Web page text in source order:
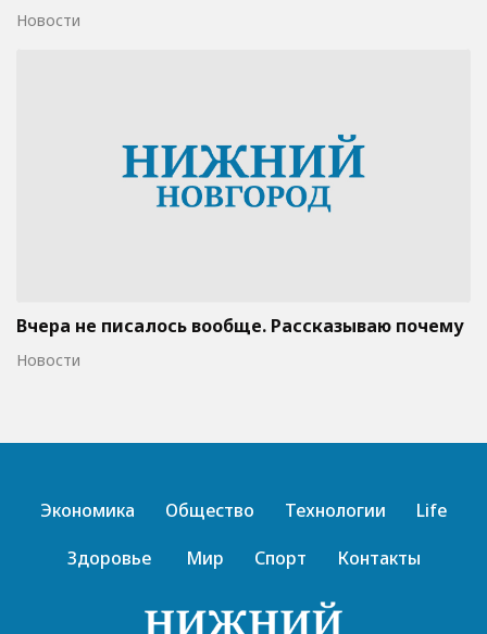
Новости
Вчера не писалось вообще. Рассказываю почему
Новости
Экономика Общество Технологии
Life
Здоровье
Мир Спорт Контакты